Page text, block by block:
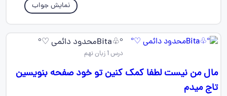
نمایش جواب
‌°♧Bitaمحدود دائمی ♡°
درس 1 زبان نهم
مال من نیست لطفا کمک کنین تو خود صفحه بنویسین
تاج میدم